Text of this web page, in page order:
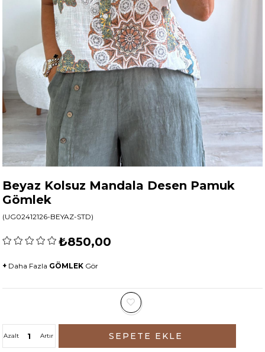
Beyaz Kolsuz Mandala Desen Pamuk
Gömlek
(UG02412126-BEYAZ-STD)
₺850,00
+ Daha Fazla GÖMLEK Gör
Artır
Azalt